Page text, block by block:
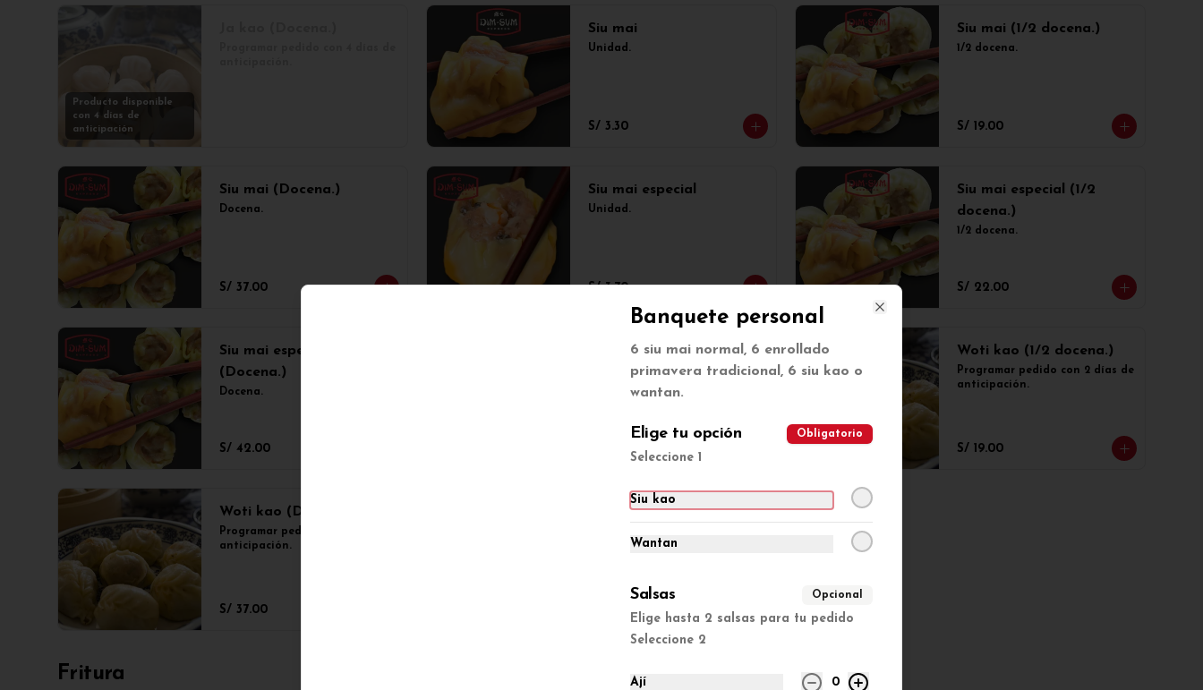
Producto disponible
con 4 días de
anticipación
Siu mai
Unidad.
S/ 3.30
Siu mai (1/2 docena.)
1/2 docena.
S/ 19.00
Siu mai (Docena.)
Docena.
S/ 37.00
Siu mai especial
Unidad.
S/ 3.70
Siu mai especial (1/2
docena.)
1/2 docena.
S/ 22.00
Siu mai especial
(Docena.)
Docena.
S/ 42.00
Tay pao
S/ 12.00
Woti kao (1/2 docena.)
Programar pedido con 2 días de
anticipación.
S/ 19.00
Woti kao (Docena.)
Programar pedido con 2 días de
anticipación.
S/ 37.00
Fritura
Banquete personal
6 siu mai normal, 6 enrollado
primavera tradicional, 6 siu kao o
wantan.
Elige tu opción Obligatorio
Seleccione 1
Siu kao
Wantan
Salsas Opcional
Elige hasta 2 salsas para tu pedido
Seleccione 2
Ají 0